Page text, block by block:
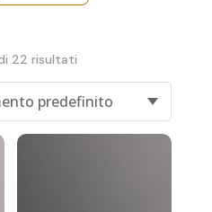
22 risultati